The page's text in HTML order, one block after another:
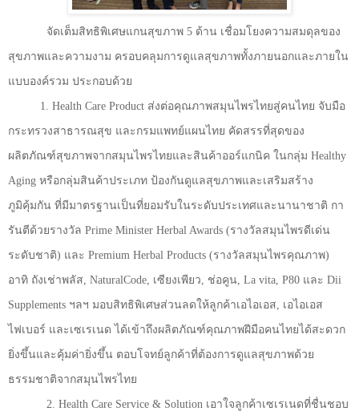
จัดเต็มสิทธิพิเศษแกนสุขภาพ 5 ด้าน เชื่อมโยงความสมดุลของ
สุขภาพและความงาม ครอบคลุมการดูแลสุขภาพทั้งภายนอกและภายใน
แบบองค์รวม ประกอบด้วย
1. Health Care Product ส่งต่อคุณภาพสมุนไพรไทยสู่คนไทย จับมือ
กระทรวงสาธารณสุข และกรมแพทย์แผนไทย คัดสรรที่สุดของ
ผลิตภัณฑ์สุขภาพจากสมุนไพรไทยและสินค้าออร์แกนิค ในกลุ่ม Healthy
Aging หรือกลุ่มสินค้าประเภท ป้องกันดูแลสุขภาพและเสริมสร้าง
ภูมิคุ้มกัน ที่มีมาตรฐานเป็นที่ยอมรับในระดับประเทศและนานาชาติ กา
รันตีด้วยรางวัล Prime Minister Herbal Awards (รางวัลสมุนไพรดีเด่น
ระดับชาติ) และ Premium Herbal Products (รางวัลสมุนไพรคุณภาพ)
อาทิ ถังเช่าพลัส , NaturalCode, เซียงเพียว ช่อคูน , La vita, P80 และ Dii
Supplements ฯลฯ มอบสิทธิพิเศษส่วนลดให้ลูกค้าเอไอเอส เอไอเอส
ไฟเบอร์ และเซเรเนด ได้เข้าถึงผลิตภัณฑ์คุณภาพฝีมือคนไทยได้สะดวก
ยิ่งขึ้นและคุ้มค่ายิ่งขึ้น ตอบโจทย์ลูกค้าที่ต้องการดูแลสุขภาพด้วย
ธรรมชาติจากสมุนไพรไทย
2. Health Care Service & Solution เอาใจลูกค้าเซเรเนดที่ชื่นชอบ